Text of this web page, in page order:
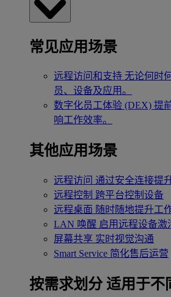
常见应用场景
远程访问和支持 无论何时
员、设备及应用。
数字化员工体验 (DEX) 提
响工作效率。
其他应用场景
远程访问 通过安全连接提
远程控制 跨平台控制设备
远程桌面 随时随地提升工
LAN 唤醒 启用远程设备激
屏幕共享 实时视觉沟通
Smart Service 简化售后运营
按需求划分 适用于不